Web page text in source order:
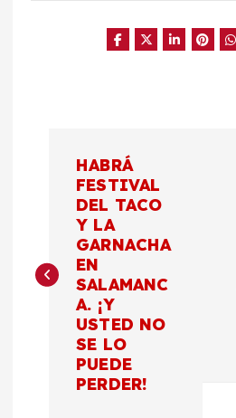
e
HABRÁ
FESTIVAL
DEL TACO
Y LA
GARNACHA
EN
SALAMANC
A. ¡Y
USTED NO
SE LO
PUEDE
PERDER!